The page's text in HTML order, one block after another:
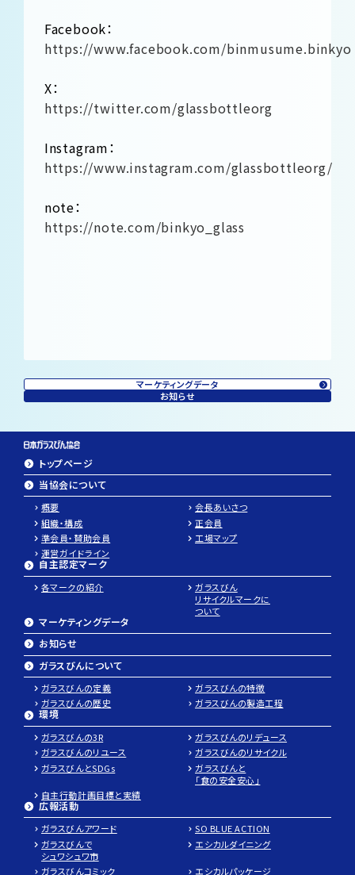
Facebook：
https://www.facebook.com/binmusume.binkyo
X：
https://twitter.com/glassbottleorg
Instagram：
https://www.instagram.com/glassbottleorg/
note：
https://note.com/binkyo_glass
マーケティングデータ
お知らせ
トップページ
当協会について
概要
会長あいさつ
組織・構成
正会員
準会員・賛助会員
工場マップ
運営ガイドライン
自主認定マーク
各マークの紹介
ガラスびん
リサイクルマークに
ついて
マーケティングデータ
お知らせ
ガラスびんについて
ガラスびんの定義
ガラスびんの特徴
ガラスびんの歴史
ガラスびんの製造工程
環境
ガラスびんの3R
ガラスびんのリデュース
ガラスびんのリユース
ガラスびんのリサイクル
ガラスびんとSDGs
ガラスびんと
「食の安全安心」
自主行動計画目標と実績
広報活動
ガラスびんアワード
SO BLUE ACTION
ガラスびんで
シュワシュワ市
エシカルダイニング
ガラスびんコミック エシカルパッケージ